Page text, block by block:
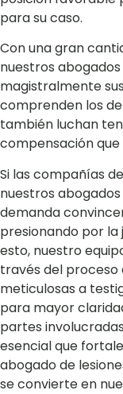
para su caso.
Con una gran
nuestros
magistralmente
comprenden los
también luchan
compensación
Si las compañías
nuestros
demanda
presionando por la
esto, nuestro
través del proceso
meticulosas a
para mayor
partes
esencial que
abogado de
se convierte en